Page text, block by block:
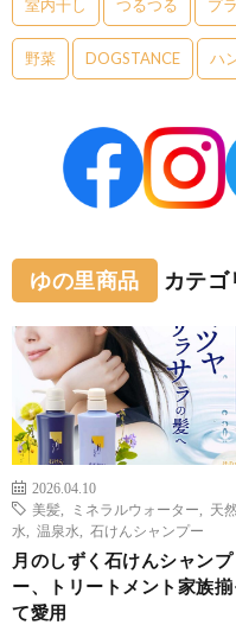
室内干し つるつる プ
野菜 DOGSTANCE ハ
ゆの里商品 カテ
2026.04.10
美髪
ミネラルウォーター
天然
水
温泉水 石けんシャンプー
月のしずく石けんシャンプ
ー、トリートメント家族揃
て愛用